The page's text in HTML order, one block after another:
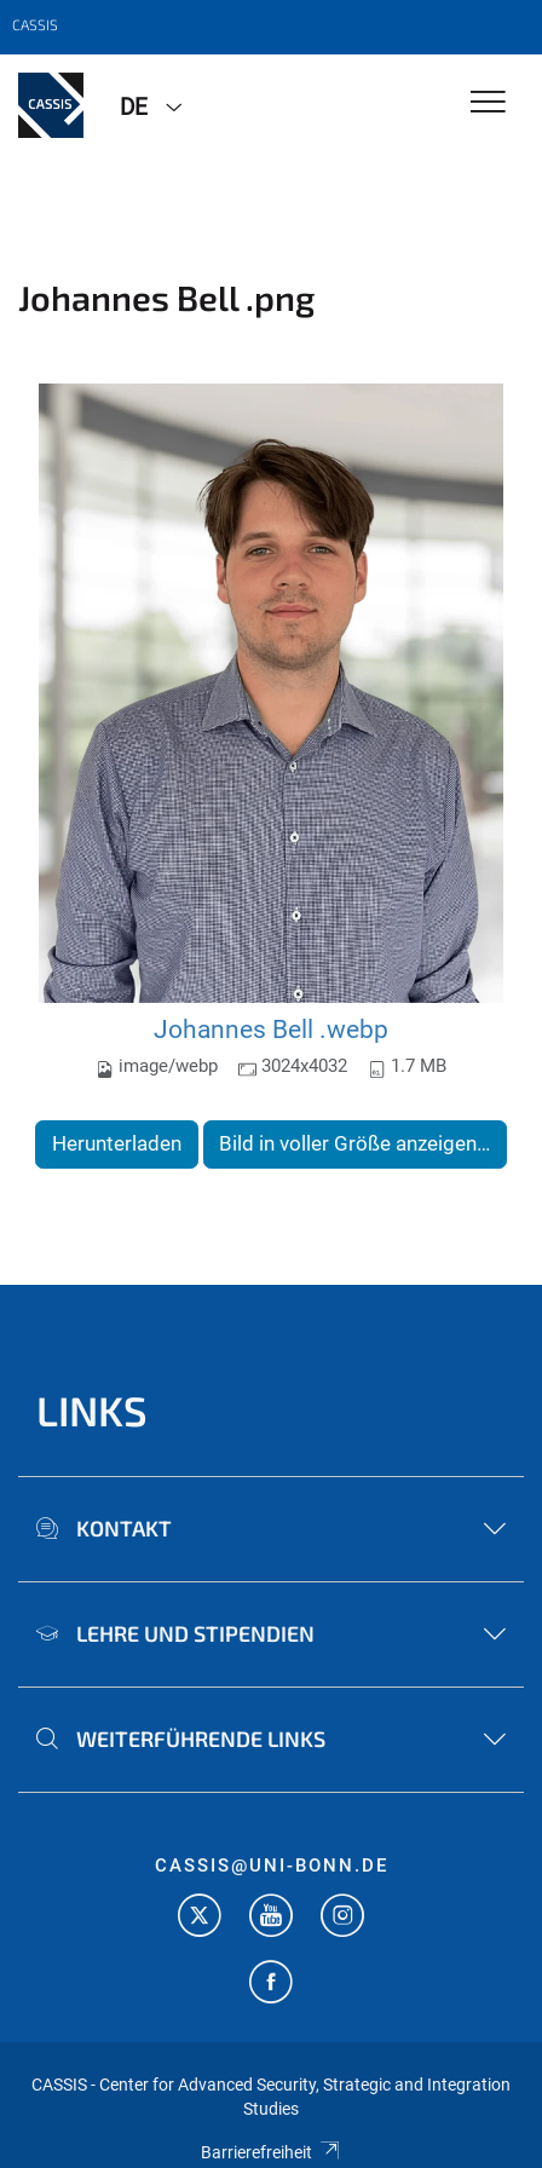
CASSIS
DE
Johannes Bell .png
Johannes Bell .webp
image/webp 3024x4032 1.7 MB
Herunterladen Bild in voller Größe anzeigen…
LINKS
KONTAKT
LEHRE UND STIPENDIEN
WEITERFÜHRENDE LINKS
CASSIS@UNI-BONN.DE
CASSIS - Center for Advanced Security, Strategic and Integration
Studies
Barrierefreiheit